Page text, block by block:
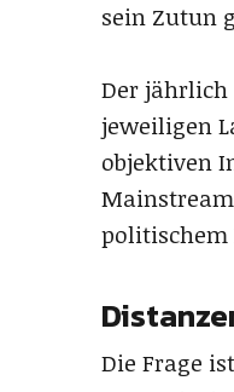
sein Zutun
Der jährlich
jeweiligen
objektiven
politischem
Die Frage